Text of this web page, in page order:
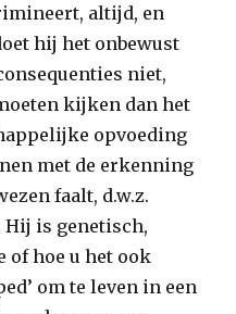
altijd, en
hij het onbewust
niet,
kijken dan het
opvoeding
met de erkenning
faalt, d.w.z.
is genetisch,
of hoe u het ook
om te leven in een